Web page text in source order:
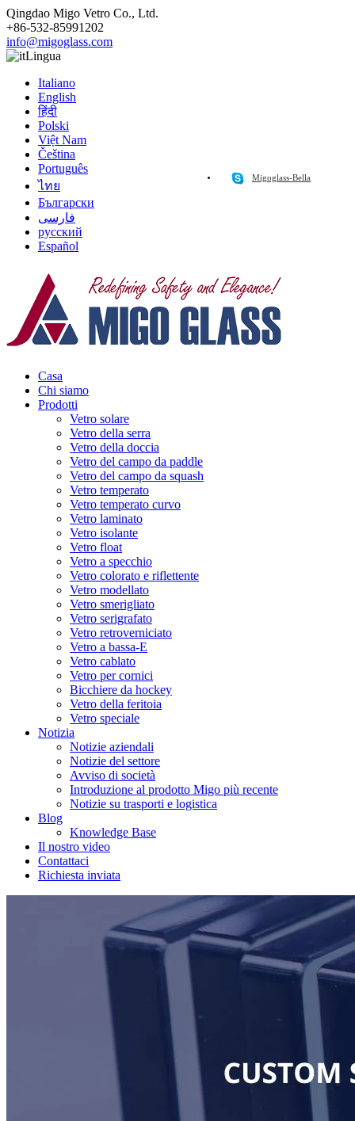
Qingdao Migo Vetro Co., Ltd.
+86-532-85991202
info@migoglass.com
Lingua
Italiano
English
हिंदी
Polski
Việt Nam
Čeština
Português
ไทย
Български
فارسی
русский
Español
Casa
Chi siamo
Prodotti
Vetro solare
Vetro della serra
Vetro della doccia
Vetro del campo da paddle
Vetro del campo da squash
Vetro temperato
Vetro temperato curvo
Vetro laminato
Vetro isolante
Vetro float
Vetro a specchio
Vetro colorato e riflettente
Vetro modellato
Vetro smerigliato
Vetro serigrafato
Vetro retroverniciato
Vetro a bassa-E
Vetro cablato
Vetro per cornici
Bicchiere da hockey
Vetro della feritoia
Vetro speciale
Notizia
Notizie aziendali
Notizie del settore
Avviso di società
Introduzione al prodotto Migo più recente
Notizie su trasporti e logistica
Blog
Knowledge Base
Il nostro video
Contattaci
Richiesta inviata
Migoglass-Bella